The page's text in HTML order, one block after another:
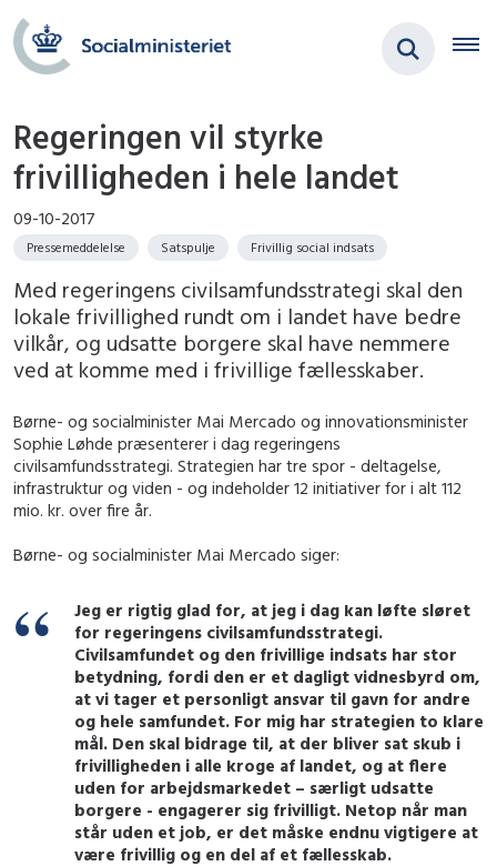
Regeringen vil styrke
frivilligheden i hele landet
09-10-2017
Pressemeddelelse Satspulje Frivillig social indsats
Med regeringens civilsamfundsstrategi skal den
lokale frivillighed rundt om i landet have bedre
vilkår, og udsatte borgere skal have nemmere
ved at komme med i frivillige fællesskaber.
Børne- og socialminister Mai Mercado og innovationsminister
Sophie Løhde præsenterer i dag regeringens
civilsamfundsstrategi. Strategien har tre spor - deltagelse,
infrastruktur og viden - og indeholder 12 initiativer for i alt 112
mio. kr. over fire år.
Børne- og socialminister Mai Mercado siger:
Jeg er rigtig glad for, at jeg i dag kan løfte sløret
for regeringens civilsamfundsstrategi.
Civilsamfundet og den frivillige indsats har stor
betydning, fordi den er et dagligt vidnesbyrd om,
at vi tager et personligt ansvar til gavn for andre
og hele samfundet. For mig har strategien to klare
mål. Den skal bidrage til, at der bliver sat skub i
frivilligheden i alle kroge af landet, og at flere
uden for arbejdsmarkedet – særligt udsatte
borgere - engagerer sig frivilligt. Netop når man
står uden et job, er det måske endnu vigtigere at
være frivillig og en del af et fællesskab.